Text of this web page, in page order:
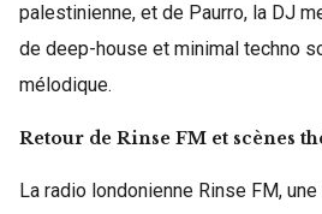
palestinienne, et de Paurro, la DJ
de deep-house et minimal techno
mélodique.
Retour de Rinse FM et scènes
La radio londonienne Rinse FM,